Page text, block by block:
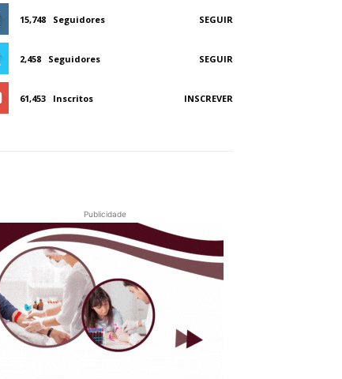
15,748 Seguidores SEGUIR
2,458 Seguidores SEGUIR
61,453 Inscritos INSCREVER
Publicidade